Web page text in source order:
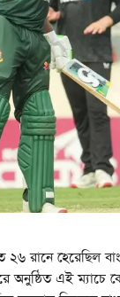
২৬ রানে হেরেছিল
অনুষ্ঠিত এই